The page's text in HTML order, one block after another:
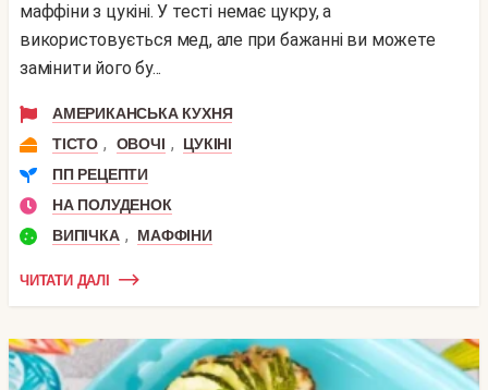
маффіни з цукіні. У тесті немає цукру, а
використовується мед, але при бажанні ви можете
замінити його бу...
АМЕРИКАНСЬКА КУХНЯ
ТІСТО , ОВОЧІ ,
ЦУКІНІ
ПП РЕЦЕПТИ
НА ПОЛУДЕНОК
ВИПІЧКА , МАФФІНИ
ЧИТАТИ ДАЛІ